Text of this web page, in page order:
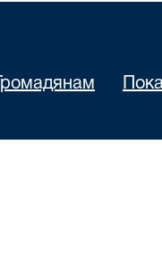
Громадянам